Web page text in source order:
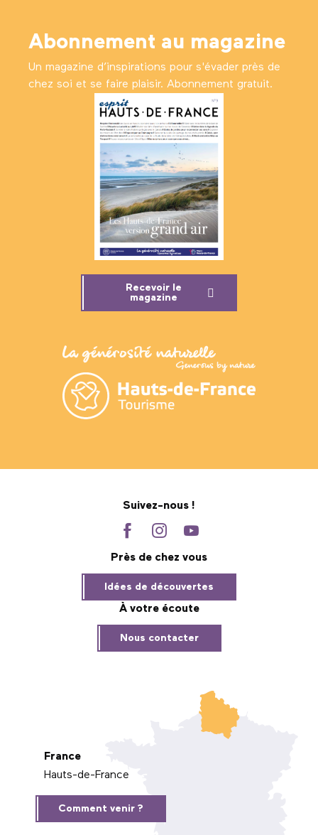
Abonnement au magazine
Un magazine d’inspirations pour s'évader près de
chez soi et se faire plaisir. Abonnement gratuit.
Recevoir le
magazine
Suivez-nous !
Près de chez vous
Idées de découvertes
À votre écoute
Nous contacter
France
Hauts-de-France
Comment venir ?